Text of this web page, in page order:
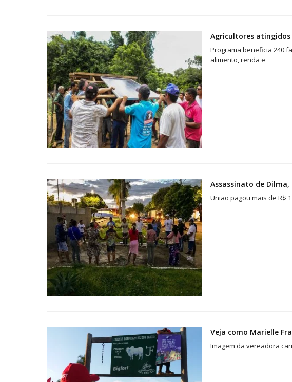
Agricultores
Programa beneficia 240
alimento, renda e
Assassinato de
União pagou mais de R$
Veja como Marielle
Imagem da vereadora